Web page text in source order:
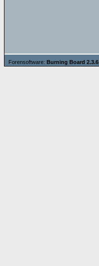
Forensoftware: Burning Board 2.3.6